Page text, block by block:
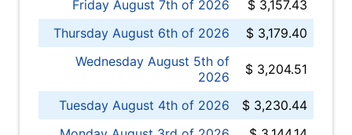
Friday August 7th of 2026
$ 3,157.43
Thursday August 6th of 2026
$ 3,179.40
Wednesday August 5th of
2026
$ 3,204.51
Tuesday August 4th of 2026
$ 3,230.44